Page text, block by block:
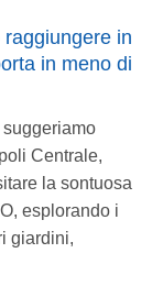
in
in meno di
suggeriamo
Centrale,
la sontuosa
esplorando i
giardini,